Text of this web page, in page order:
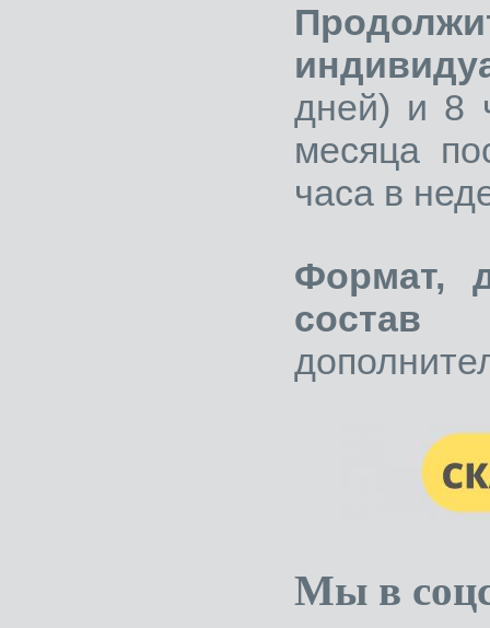
дней) и 8
месяца
часа в
Формат,
Мы в